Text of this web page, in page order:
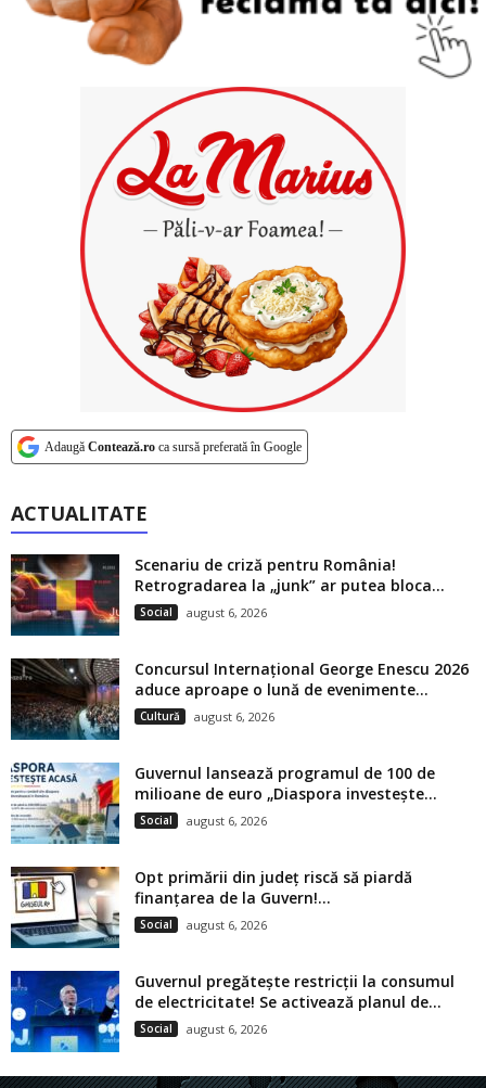
Adaugă Contează.ro ca sursă preferată în Google
ACTUALITATE
Scenariu de criză pentru România!
Retrogradarea la „junk” ar putea bloca...
Social august 6, 2026
Concursul Internațional George Enescu 2026
aduce aproape o lună de evenimente...
Cultură august 6, 2026
Guvernul lansează programul de 100 de
milioane de euro „Diaspora investește...
Social august 6, 2026
Opt primării din județ riscă să piardă
finanțarea de la Guvern!...
Social august 6, 2026
Guvernul pregătește restricții la consumul
de electricitate! Se activează planul de...
Social august 6, 2026